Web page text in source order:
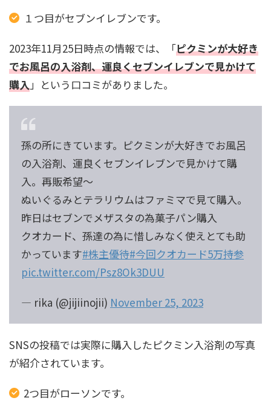
１つ目がセブンイレブンです。
2023年11月25日時点の情報では、「ピクミンが大好き
でお風呂の入浴剤、運良くセブンイレブンで見かけて
購入」という口コミがありました。
孫の所にきています。ピクミンが大好きでお風呂
の入浴剤、運良くセブンイレブンで見かけて購
入。再販希望～
ぬいぐるみとテラリウムはファミマで見て購入。
昨日はセブンでメザスタの為菓子パン購入
クオカード、孫達の為に惜しみなく使えとても助
かっています#株主優待#今回クオカード5万持参
pic.twitter.com/Psz8Ok3DUU
— rika (@jijiinojii) November 25, 2023
SNSの投稿では実際に購入したピクミン入浴剤の写真
が紹介されています。
2つ目がローソンです。